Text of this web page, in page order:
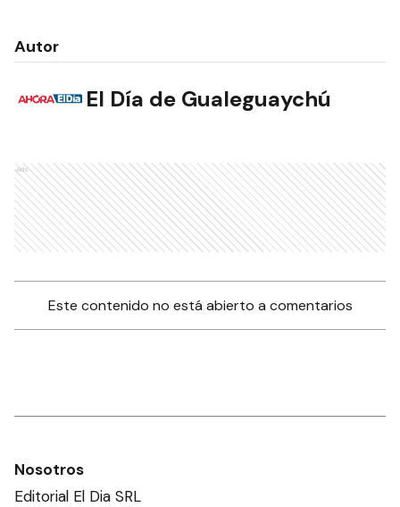
Autor
El Día de Gualeguaychú
Ads
Este contenido no está abierto a comentarios
Nosotros
Editorial El Dia SRL